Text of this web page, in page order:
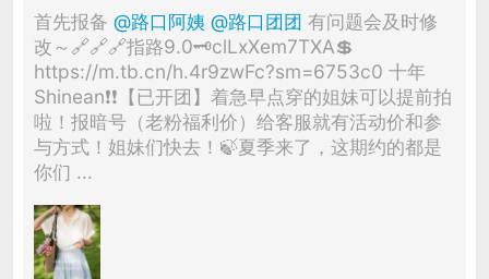
首先报备@路口阿姨 @路口团团 有问题会及时修
改～🔗🔗🔗指路9.0🗝clLxXem7TXA💲
https://m.tb.cn/h.4r9zwFc?sm=6753c0 十年
Shinean❗❗【已开团】着急早点穿的姐妹可以提前拍
啦！报暗号（老粉福利价）给客服就有活动价和参
与方式！姐妹们快去！🍃夏季来了，这期约的都是
你们 ...